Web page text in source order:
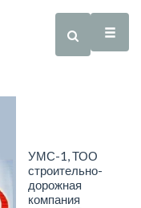
УМС-1, ТОО
строительно-
дорожная
компания